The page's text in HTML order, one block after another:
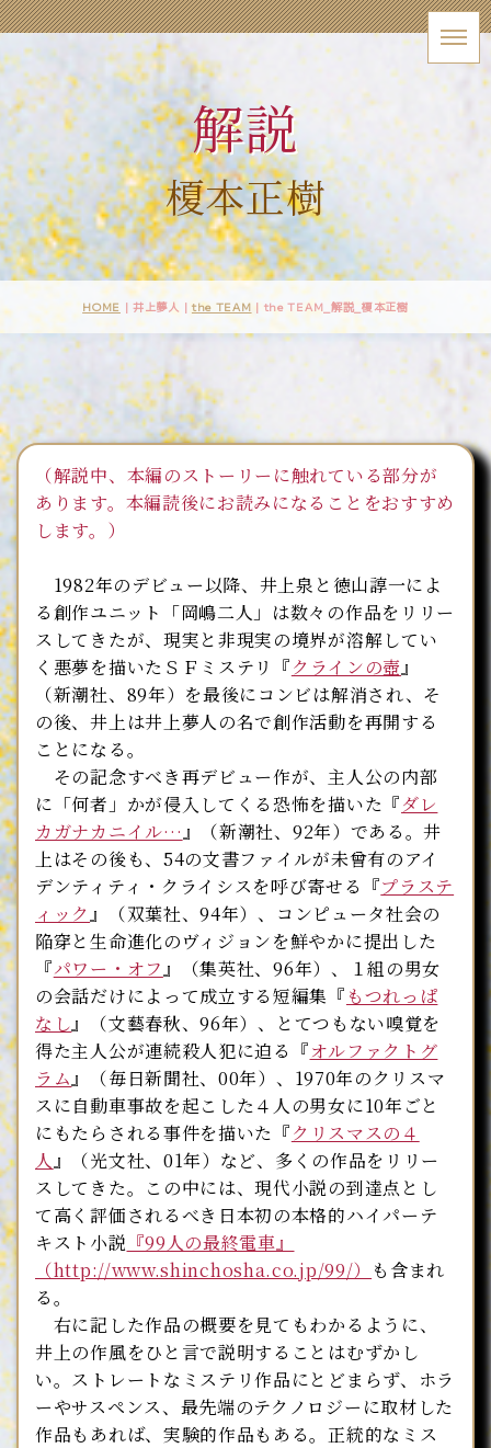
解説
榎本正樹
HOME | 井上夢人 | the TEAM | the TEAM_解説_榎本正樹
（解説中、本編のストーリーに触れている部分が
あります。本編読後にお読みになることをおすすめ
します。）
1982年のデビュー以降、井上泉と徳山諄一によ
る創作ユニット「岡嶋二人」は数々の作品をリリー
スしてきたが、現実と非現実の境界が溶解してい
く悪夢を描いたＳＦミステリ『クラインの壺』
（新潮社、89年）を最後にコンビは解消され、そ
の後、井上は井上夢人の名で創作活動を再開する
ことになる。
その記念すべき再デビュー作が、主人公の内部
に「何者」かが侵入してくる恐怖を描いた『ダレ
カガナカニイル…』（新潮社、92年）である。井
上はその後も、54の文書ファイルが未曾有のアイ
デンティティ・クライシスを呼び寄せる『プラステ
ィック』（双葉社、94年）、コンピュータ社会の
陥穿と生命進化のヴィジョンを鮮やかに提出した
『パワー・オフ』（集英社、96年）、１組の男女
の会話だけによって成立する短編集『 もつれっぱ
なし』（文藝春秋、96年）、とてつもない嗅覚を
得た主人公が連続殺人犯に迫る『オルファクトグ
ラム』（毎日新聞社、00年）、1970年のクリスマ
スに自動車事故を起こした４人の男女に10年ごと
にもたらされる事件を描いた『クリスマスの４
人』（光文社、01年）など、多くの作品をリリー
スしてきた。この中には、現代小説の到達点とし
て高く評価されるべき日本初の本格的ハイパーテ
キスト小説 『99人の最終電車』
（http://www.shinchosha.co.jp/99/）
も含まれ
る。
右に記した作品の概要を見てもわかるように、
井上の作風をひと言で説明することはむずかし
い。ストレートなミステリ作品にとどまらず、ホラ
ーやサスペンス、最先端のテクノロジーに取材した
作品もあれば、実験的作品もある。正統的なミス